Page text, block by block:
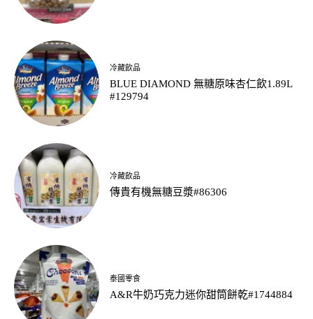
冷藏飲品
BLUE DIAMOND 無糖原味杏仁飲1.89L
#129794
冷藏飲品
傳貴有機無糖豆漿#86306
泰國零食
A&R牛奶巧克力迷你甜筒餅乾#1744884